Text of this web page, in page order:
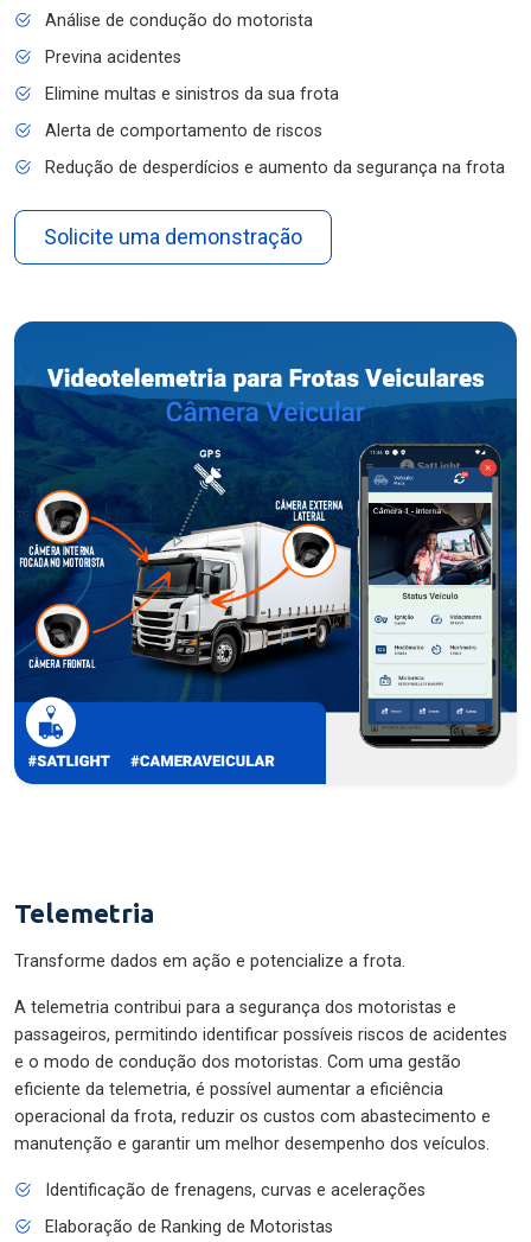
Análise de condução do motorista
Previna acidentes
Elimine multas e sinistros da sua frota
Alerta de comportamento de riscos
Redução de desperdícios e aumento da segurança na frota
Solicite uma demonstração
Telemetria
Transforme dados em ação e potencialize a frota.
A telemetria contribui para a segurança dos motoristas e
passageiros, permitindo identificar possíveis riscos de acidentes
e o modo de condução dos motoristas. Com uma gestão
eficiente da telemetria, é possível aumentar a eficiência
operacional da frota, reduzir os custos com abastecimento e
manutenção e garantir um melhor desempenho dos veículos.
Identificação de frenagens, curvas e acelerações
Elaboração de Ranking de Motoristas